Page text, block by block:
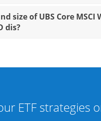
size of UBS Core MSCI
dis?
ETF strategies